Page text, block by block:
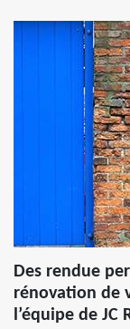
Des rendue
rénovation de
l’équipe de JC